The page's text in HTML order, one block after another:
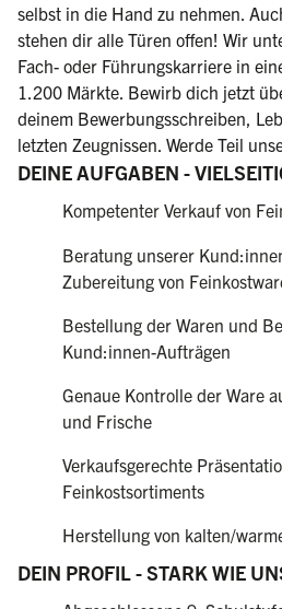
selbst in die Hand zu nehmen.
stehen dir alle Türen offen! Wir
Fach- oder Führungskarriere in
1.200 Märkte. Bewirb dich jetzt
deinem Bewerbungsschreiben,
letzten Zeugnissen. Werde Teil
DEINE AUFGABEN -
Kompetenter Verkauf von
Beratung unserer
Zubereitung von
Bestellung der Waren und
Kund:innen-Aufträgen
Genaue Kontrolle der Ware
und Frische
Verkaufsgerechte
Feinkostsortiments
Herstellung von kalten/
DEIN PROFIL - STARK WIE